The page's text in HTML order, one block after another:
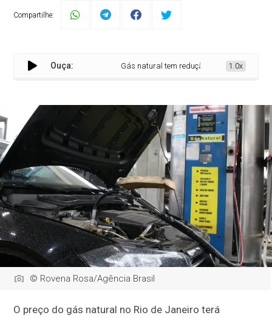
Compartilhe:
Ouça: Gás natural tem redução na tarifa a partir de
1.0x
© Rovena Rosa/Agência Brasil
O preço do gás natural no Rio de Janeiro terá